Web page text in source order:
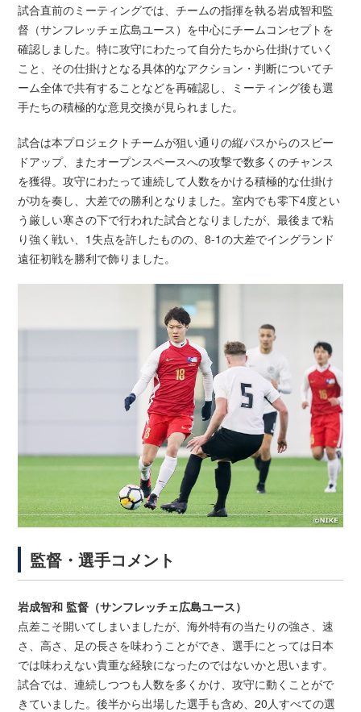
試合直前のミーティングでは、チームの指揮を執る岩成智和監
督（サンフレッチェ広島ユース）を中心にチームコンセプトを
確認しました。特に攻守にわたって自分たちから仕掛けていく
こと、その仕掛けとなる具体的なアクション・判断についてチ
ーム全体で共有することなどを再確認し、ミーティング後も選
手たちの積極的な意見交換が見られました。
試合は本プロジェクトチームが狙い通りの縦パスからのスピー
ドアップ、またオープンスペースへの攻撃で数多くのチャンス
を獲得。攻守にわたって連続して人数をかける積極的な仕掛け
が功を奏し、大差での勝利となりました。室内でも零下4度とい
う厳しい寒さの下で行われた試合となりましたが、最後まで粘
り強く戦い、1失点を許したものの、8-1の大差でイングランド
遠征初戦を勝利で飾りました。
監督・選手コメント
岩成智和 監督（サンフレッチェ広島ユース）
点差こそ開いてしまいましたが、海外特有の当たりの強さ、速
さ、高さ、足の長さを味わうことができ、選手にとっては日本
では味わえない貴重な経験になったのではないかと思います。
試合では、連続しつつも人数を多くかけ、攻守に動くことがで
きていました。後半から出場した選手も含め、20人すべての選